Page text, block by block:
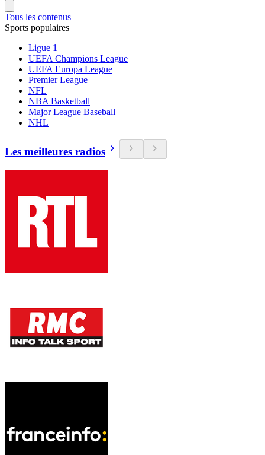
Tous les contenus
Sports populaires
Ligue 1
UEFA Champions League
UEFA Europa League
Premier League
NFL
NBA Basketball
Major League Baseball
NHL
Les meilleures radios